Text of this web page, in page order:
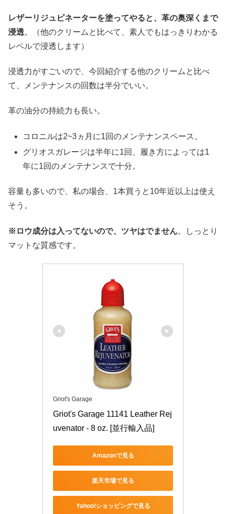
レザーリジュビネーターを塗ってやると、革の奥深くまで
浸透。（他のクリームと比べて、素人でもはっきりわかる
レベルで浸透します）
浸透力がすごいので、今回紹介する他のクリームと比べ
て、メンテナンスの回数は半分でいい。
革の油分の持続力も長い。
コロニルは2~3ヵ月に1回のメンテナンスペース。
グリオスガレージは半年に1回、履き方によっては1
年に1回のメンテナンスで十分。
容量も多いので、私の場合、1本買うと10年近以上は使え
そう。
※ロウ成分は入ってないので、ツヤはでません。しっとり
マットな質感です。
Griot's Garage
Griot's Garage 11141 Leather Rej
uvenator - 8 oz. [並行輸入品]
Amazonで見る
楽天市場で見る
Yahoo!ショッピングで見る